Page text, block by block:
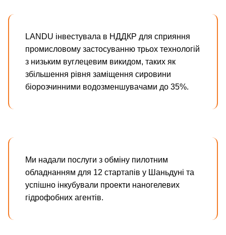
LANDU інвестувала в НДДКР для сприяння
промисловому застосуванню трьох технологій
з низьким вуглецевим викидом, таких як
збільшення рівня заміщення сировини
біорозчинними водозменшувачами до 35%.
Ми надали послуги з обміну пилотним
обладнанням для 12 стартапів у Шаньдуні та
успішно інкубували проекти наногелевих
гідрофобних агентів.